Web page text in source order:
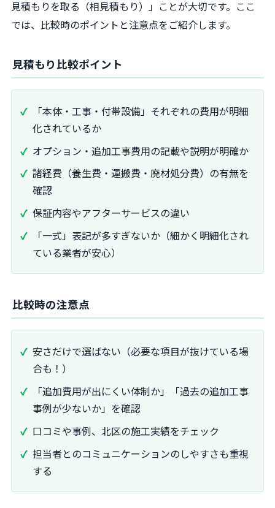
見積もりを取る（相見積もり）」ことが大切です。ここ
では、比較時のポイントと注意点をご紹介します。
見積もり比較ポイント
「本体・工事・付帯設備」それぞれの費用が明細
化されているか
オプション・追加工事費用の記載や説明が明確か
諸経費（養生費・運搬費・廃材処分費）の有無を
確認
保証内容やアフターサービスの違い
「一式」表記が多すぎないか（細かく明細化され
ている業者が安心）
比較時の注意点
安さだけで選ばない（必要な項目が抜けている場
合も！）
「追加費用が出にくい体制か」「過去の追加工事
事例が少ないか」を確認
口コミや事例、北区の施工実績をチェック
担当者とのコミュニケーションのしやすさも重視
する